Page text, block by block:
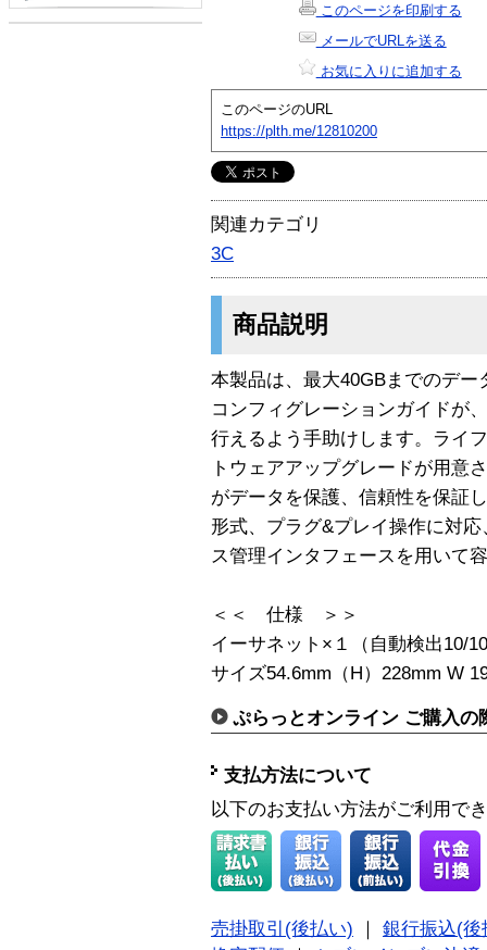
このページを印刷する
メールでURLを送る
お気に入りに追加する
このページのURL
https://plth.me/12810200
関連カテゴリ
3C
商品説明
本製品は、最大40GBまでのデ
コンフィグレーションガイドが
行えるよう手助けします。ライ
トウェアアップグレードが用意
がデータを保護、信頼性を保証
形式、プラグ&プレイ操作に対
ス管理インタフェースを用いて
＜＜ 仕様 ＞＞
イーサネット×１（自動検出10/
サイズ54.6mm（H）228mm W
ぷらっとオンライン ご購入の
支払方法について
以下のお支払い方法がご利用で
売掛取引(後払い)
銀行振込(後